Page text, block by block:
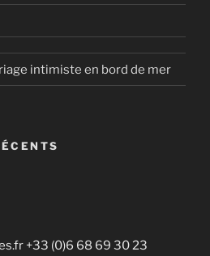
intimiste en bord de mer
+33 (0)6 68 69 30 23